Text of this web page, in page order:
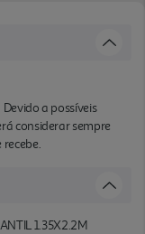
a possíveis
considerar sempre
1.35X2.2M